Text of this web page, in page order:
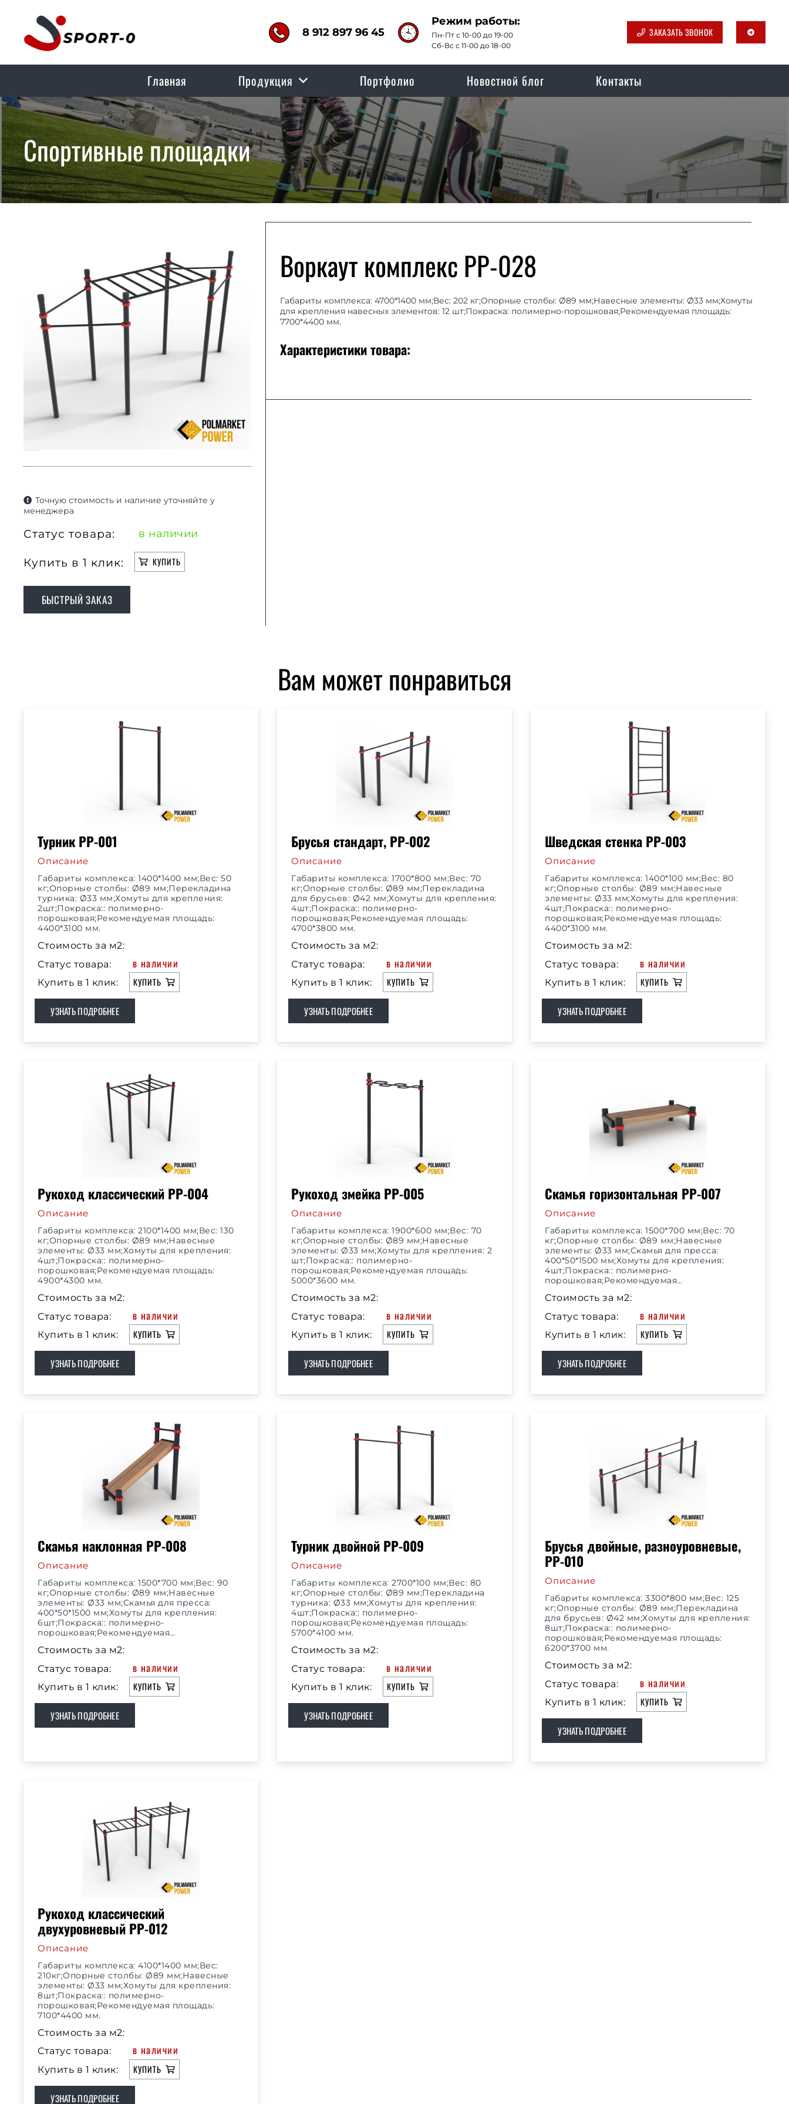
8 912 897 96 45
Режим работы:
Пн-Пт с 10-00 до 19-00
Сб-Вс с 11-00 до 18-00
ЗАКАЗАТЬ ЗВОНОК telegram
Главная Продукция Портфолио Новостной блог Контакты
Спортивные площадки
Точную стоимость и наличие уточняйте у
менеджера
Статус товара: в наличии
Купить в 1 клик: КУПИТЬ
БЫСТРЫЙ ЗАКАЗ
Воркаут комплекс РР-028
Габариты комплекса: 4700*1400 мм;Вес: 202 кг;Опорные столбы: Ø89 мм;Навесные элементы: Ø33 мм;Хомуты
для крепления навесных элементов: 12 шт;Покраска: полимерно-порошковая;Рекомендуемая площадь:
7700*4400 мм.
Характеристики товара:
Вам может понравиться
Турник РР-001
Описание
Габариты комплекса: 1400*1400 мм;Вес: 50
кг;Опорные столбы: Ø89 мм;Перекладина
турника: Ø33 мм;Хомуты для крепления:
2шт;Покраска:: полимерно-
порошковая;Рекомендуемая площадь:
4400*3100 мм.
Стоимость за м2:
Статус товара:
в наличии
Купить в 1 клик: КУПИТЬ
УЗНАТЬ ПОДРОБНЕЕ
Брусья стандарт, РР-002
Описание
Габариты комплекса: 1700*800 мм;Вес: 70
кг;Опорные столбы: Ø89 мм;Перекладина
для брусьев: Ø42 мм;Хомуты для крепления:
4шт;Покраска:: полимерно-
порошковая;Рекомендуемая площадь:
4700*3800 мм.
Стоимость за м2:
Статус товара:
в наличии
Купить в 1 клик: КУПИТЬ
УЗНАТЬ ПОДРОБНЕЕ
Шведская стенка РР-003
Описание
Габариты комплекса: 1400*100 мм;Вес: 80
кг;Опорные столбы: Ø89 мм;Навесные
элементы: Ø33 мм;Хомуты для крепления:
4шт;Покраска:: полимерно-
порошковая;Рекомендуемая площадь:
4400*3100 мм.
Стоимость за м2:
Статус товара:
в наличии
Купить в 1 клик: КУПИТЬ
УЗНАТЬ ПОДРОБНЕЕ
Рукоход классический РР-004
Описание
Габариты комплекса: 2100*1400 мм;Вес: 130
кг;Опорные столбы: Ø89 мм;Навесные
элементы: Ø33 мм;Хомуты для крепления:
4шт;Покраска:: полимерно-
порошковая;Рекомендуемая площадь:
4900*4300 мм.
Стоимость за м2:
Статус товара:
в наличии
Купить в 1 клик: КУПИТЬ
УЗНАТЬ ПОДРОБНЕЕ
Рукоход змейка РР-005
Описание
Габариты комплекса: 1900*600 мм;Вес: 70
кг;Опорные столбы: Ø89 мм;Навесные
элементы: Ø33 мм;Хомуты для крепления: 2
шт;Покраска:: полимерно-
порошковая;Рекомендуемая площадь:
5000*3600 мм.
Стоимость за м2:
Статус товара:
в наличии
Купить в 1 клик: КУПИТЬ
УЗНАТЬ ПОДРОБНЕЕ
Скамья горизонтальная РР-007
Описание
Габариты комплекса: 1500*700 мм;Вес: 70
кг;Опорные столбы: Ø89 мм;Навесные
элементы: Ø33 мм;Скамья для пресса:
400*50*1500 мм;Хомуты для крепления:
4шт;Покраска:: полимерно-
порошковая;Рекомендуемая…
Стоимость за м2:
Статус товара:
в наличии
Купить в 1 клик: КУПИТЬ
УЗНАТЬ ПОДРОБНЕЕ
Скамья наклонная РР-008
Описание
Габариты комплекса: 1500*700 мм;Вес: 90
кг;Опорные столбы: Ø89 мм;Навесные
элементы: Ø33 мм;Скамья для пресса:
400*50*1500 мм;Хомуты для крепления:
6шт;Покраска:: полимерно-
порошковая;Рекомендуемая…
Стоимость за м2:
Статус товара:
в наличии
Купить в 1 клик: КУПИТЬ
УЗНАТЬ ПОДРОБНЕЕ
Турник двойной РР-009
Описание
Габариты комплекса: 2700*100 мм;Вес: 80
кг;Опорные столбы: Ø89 мм;Перекладина
турника: Ø33 мм;Хомуты для крепления:
4шт;Покраска:: полимерно-
порошковая;Рекомендуемая площадь:
5700*4100 мм.
Стоимость за м2:
Статус товара:
в наличии
Купить в 1 клик: КУПИТЬ
УЗНАТЬ ПОДРОБНЕЕ
Брусья двойные, разноуровневые,
РР-010
Описание
Габариты комплекса: 3300*800 мм;Вес: 125
кг;Опорные столбы: Ø89 мм;Перекладина
для брусьев: Ø42 мм;Хомуты для крепления:
8шт;Покраска:: полимерно-
порошковая;Рекомендуемая площадь:
6200*3700 мм.
Стоимость за м2:
Статус товара:
в наличии
Купить в 1 клик: КУПИТЬ
УЗНАТЬ ПОДРОБНЕЕ
Рукоход классический
двухуровневый РР-012
Описание
Габариты комплекса: 4100*1400 мм;Вес:
210кг;Опорные столбы: Ø89 мм;Навесные
элементы: Ø33 мм;Хомуты для крепления:
8шт;Покраска:: полимерно-
порошковая;Рекомендуемая площадь:
7100*4400 мм.
Стоимость за м2:
Статус товара:
в наличии
Купить в 1 клик: КУПИТЬ
УЗНАТЬ ПОДРОБНЕЕ